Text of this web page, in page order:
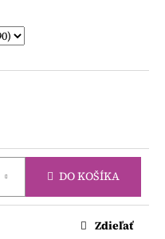
DO KOŠÍKA
Zdieľať